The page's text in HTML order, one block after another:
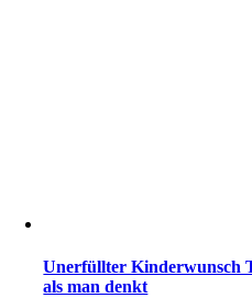
Unerfüllter Kinderwunsch
als man denkt